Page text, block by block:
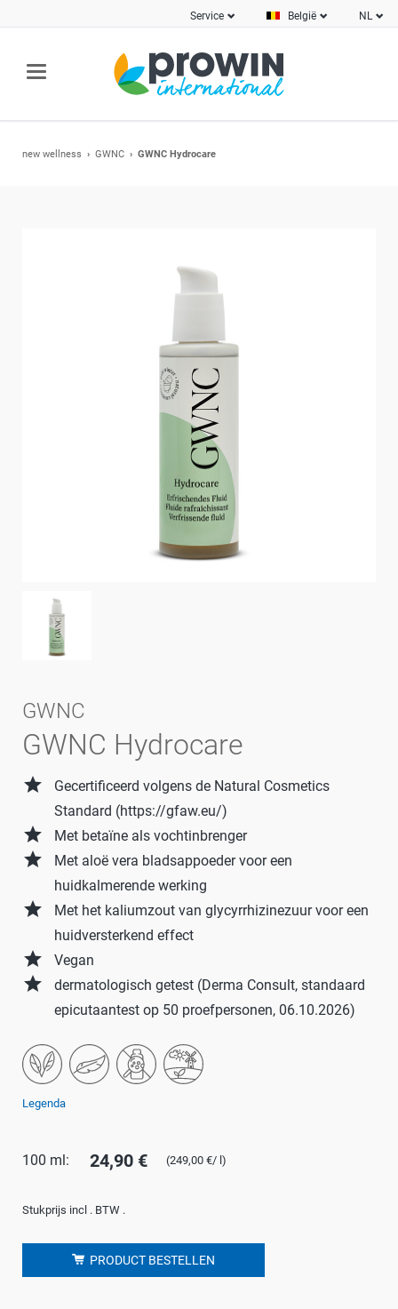
NL
België
Service
new wellness GWNC GWNC Hydrocare
GWNC
GWNC Hydrocare
grade
Gecertificeerd volgens de Natural Cosmetics
Standard (https://gfaw.eu/)
grade Met betaïne als vochtinbrenger
grade
Met aloë vera bladsappoeder voor een
huidkalmerende werking
grade
Met het kaliumzout van glycyrrhizinezuur voor een
huidversterkend effect
grade Vegan
grade
dermatologisch getest (Derma Consult, standaard
epicutaantest op 50 proefpersonen, 06.10.2026)
Legenda
100 ml: 24,90 € (249,00 €/ l)
Stukprijs incl . BTW .
PRODUCT BESTELLEN